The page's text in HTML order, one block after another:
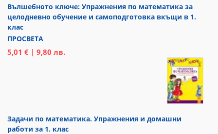
Вълшебното ключе: Упражнения по математика за
целодневно обучение и самоподготовка вкъщи в 1.
клас
ПРОСВЕТА
5,01 € | 9,80 лв.
Задачи по математика. Упражнения и домашни
работи за 1. клас